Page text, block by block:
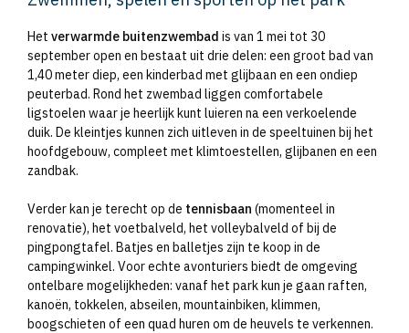
Het verwarmde buitenzwembad is van 1 mei tot 30
september open en bestaat uit drie delen: een groot bad van
1,40 meter diep, een kinderbad met glijbaan en een ondiep
peuterbad. Rond het zwembad liggen comfortabele
ligstoelen waar je heerlijk kunt luieren na een verkoelende
duik. De kleintjes kunnen zich uitleven in de speeltuinen bij het
hoofdgebouw, compleet met klimtoestellen, glijbanen en een
zandbak.
Verder kan je terecht op de tennisbaan (momenteel in
renovatie), het voetbalveld, het volleybalveld of bij de
pingpongtafel. Batjes en balletjes zijn te koop in de
campingwinkel. Voor echte avonturiers biedt de omgeving
ontelbare mogelijkheden: vanaf het park kun je gaan raften,
kanoën, tokkelen, abseilen, mountainbiken, klimmen,
boogschieten of een quad huren om de heuvels te verkennen.